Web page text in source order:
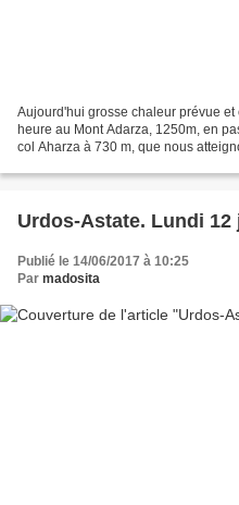
Aujourd'hui grosse chaleur prévue
heure au Mont Adarza, 1250m, en
col Aharza à 730 m, que nous
Urdos-Astate. Lundi 12
Publié le 14/06/2017 à 10:25
Par madosita